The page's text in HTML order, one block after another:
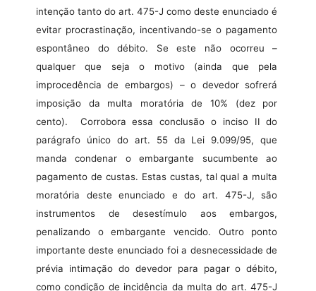
intenção tanto do art. 475-J como deste enunciado é
evitar procrastinação, incentivando-se o pagamento
espontâneo do débito. Se este não ocorreu –
qualquer que seja o motivo (ainda que pela
improcedência de embargos) – o devedor sofrerá
imposição da multa moratória de 10% (dez por
cento).
Corrobora essa conclusão o inciso II do
parágrafo único do art. 55 da Lei 9.099/95, que
manda condenar o embargante sucumbente ao
pagamento de custas. Estas custas, tal qual a multa
moratória deste enunciado e do art. 475-J, são
instrumentos de desestímulo aos embargos,
penalizando o embargante vencido. Outro ponto
importante deste enunciado foi a desnecessidade de
prévia intimação do devedor para pagar o débito,
como condição de incidência da multa do art. 475-J